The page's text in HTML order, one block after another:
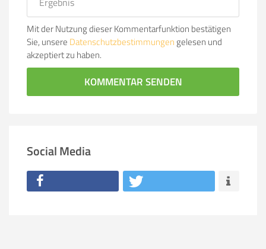
Mit der Nutzung dieser Kommentarfunktion bestätigen
Sie, unsere Datenschutzbestimmungen gelesen und
akzeptiert zu haben.
KOMMENTAR SENDEN
Social Media